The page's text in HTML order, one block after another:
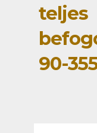
teljes
90-